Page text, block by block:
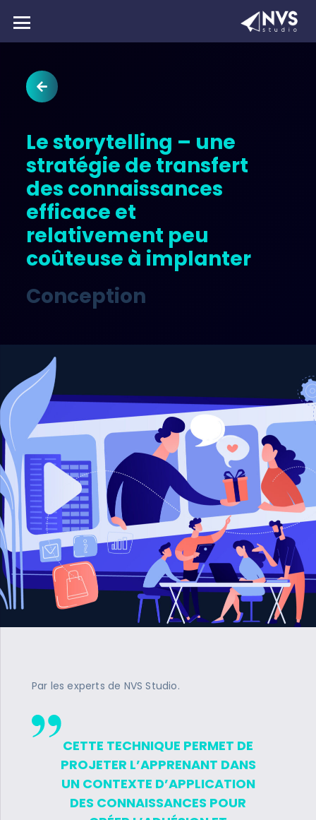
Le storytelling – une
stratégie de transfert
des connaissances
efficace et
relativement peu
coûteuse à implanter
Conception
Par les experts de NVS Studio.
CETTE TECHNIQUE PERMET DE
PROJETER L’APPRENANT DANS
UN CONTEXTE D’APPLICATION
DES CONNAISSANCES POUR